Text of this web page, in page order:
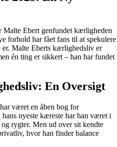
Ebert genfundet kærligheden
forhold har fået fans til at spekulere
Malte Eberts kærlighedsliv er
én ting er sikkert – han har fundet
En Oversigt
været en åben bog for
nyeste kæreste har han været i
rygter. Men ud over sit kendte
hvor han finder balance